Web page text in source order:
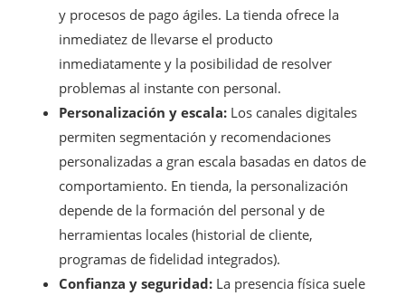
y procesos de pago ágiles. La tienda ofrece la
inmediatez de llevarse el producto
inmediatamente y la posibilidad de resolver
problemas al instante con personal.
Personalización y escala: Los canales digitales
permiten segmentación y recomendaciones
personalizadas a gran escala basadas en datos de
comportamiento. En tienda, la personalización
depende de la formación del personal y de
herramientas locales (historial de cliente,
programas de fidelidad integrados).
Confianza y seguridad: La presencia física suele